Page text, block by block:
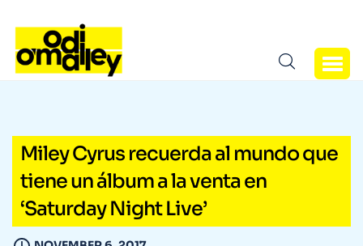
Miley Cyrus recuerda al mundo que
tiene un álbum a la venta en
‘Saturday Night Live’